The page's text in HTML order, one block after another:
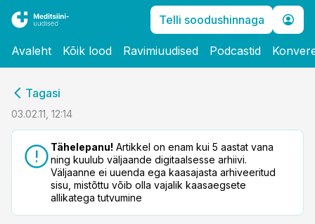
Telli soodushinnaga
Avaleht Kõik lood Ravimiuudised Podcastid
Tagasi
03.02.11, 12:14
Tähelepanu! Artikkel on enam kui 5 aastat vana
ning kuulub väljaande digitaalsesse arhiivi.
Väljaanne ei uuenda ega kaasajasta arhiveeritud
sisu, mistõttu võib olla vajalik kaasaegsete
allikatega tutvumine